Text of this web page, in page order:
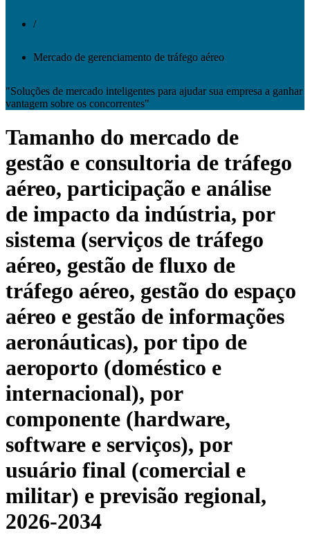
/
Mercado de gerenciamento de tráfego aéreo
"Soluções de mercado inteligentes para ajudar sua empresa a ganhar
vantagem sobre os concorrentes"
Tamanho do mercado de
gestão e consultoria de tráfego
aéreo, participação e análise
de impacto da indústria, por
sistema (serviços de tráfego
aéreo, gestão de fluxo de
tráfego aéreo, gestão do espaço
aéreo e gestão de informações
aeronáuticas), por tipo de
aeroporto (doméstico e
internacional), por
componente (hardware,
software e serviços), por
usuário final (comercial e
militar) e previsão regional,
2026-2034